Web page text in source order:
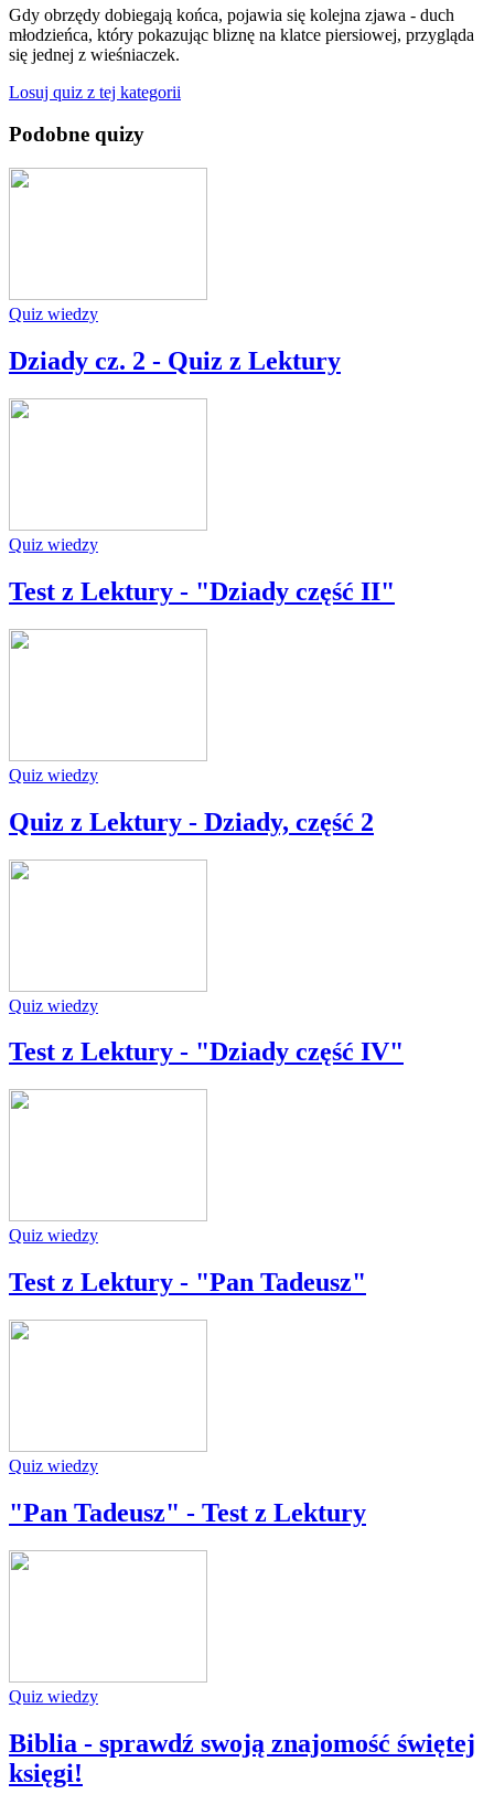
Gdy obrzędy dobiegają końca, pojawia się kolejna zjawa - duch
młodzieńca, który pokazując bliznę na klatce piersiowej, przygląda
się jednej z wieśniaczek.
Losuj quiz z tej kategorii
Podobne quizy
Quiz wiedzy
Dziady cz. 2 - Quiz z Lektury
Quiz wiedzy
Test z Lektury - "Dziady część II"
Quiz wiedzy
Quiz z Lektury - Dziady, część 2
Quiz wiedzy
Test z Lektury - "Dziady część IV"
Quiz wiedzy
Test z Lektury - "Pan Tadeusz"
Quiz wiedzy
"Pan Tadeusz" - Test z Lektury
Quiz wiedzy
Biblia - sprawdź swoją znajomość świętej
księgi!